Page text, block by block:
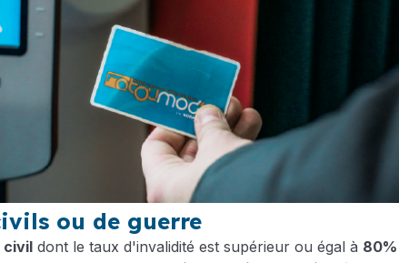
ou de guerre
civil dont le taux d'invalidité est supérieur ou égal à 80%